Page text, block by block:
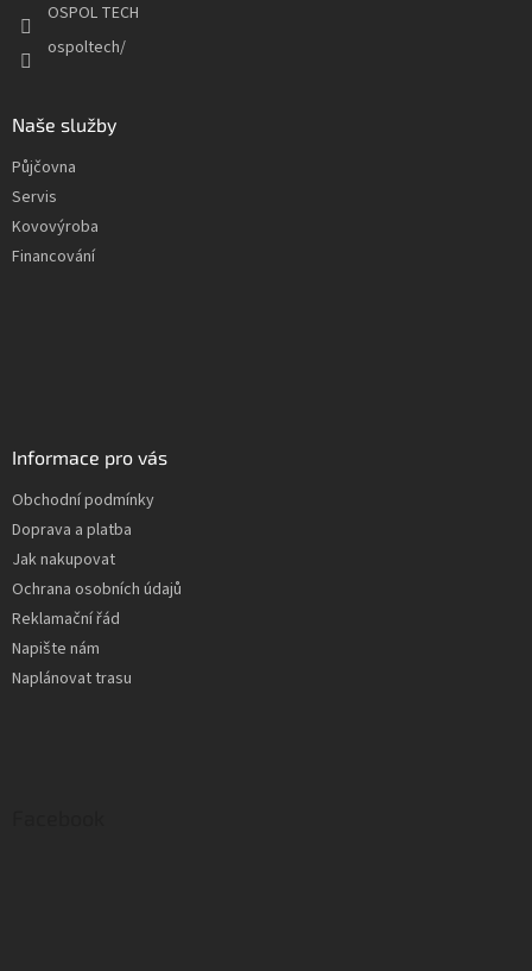
OSPOL TECH
ospoltech/
Naše služby
Půjčovna
Servis
Kovovýroba
Financování
Informace pro vás
Obchodní podmínky
Doprava a platba
Jak nakupovat
Ochrana osobních údajů
Reklamační řád
Napište nám
Naplánovat trasu